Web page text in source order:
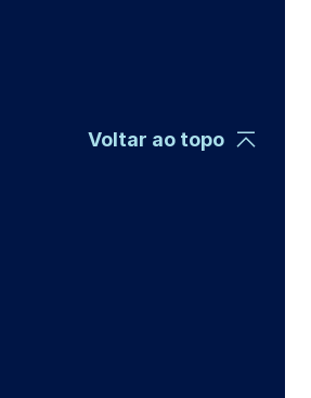
Voltar ao topo